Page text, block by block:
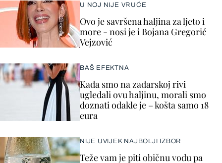
U NOJ NIJE VRUĆE
Ovo je savršena haljina za ljeto i
more - nosi je i Bojana Gregorić
Vejzović
BAŠ EFEKTNA
Kada smo na zadarskoj rivi
ugledali ovu haljinu, morali smo
doznati odakle je – košta samo 18
eura
NIJE UVIJEK NAJBOLJI IZBOR
Teže vam je piti običnu vodu pa